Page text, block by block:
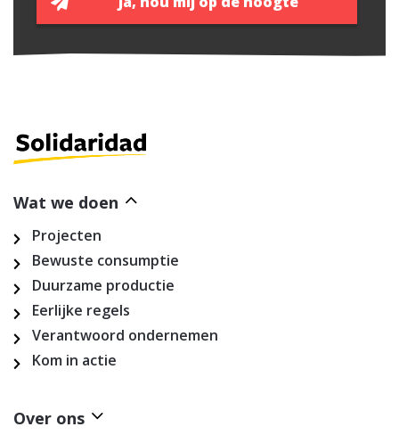
Wat we doen
Projecten
Bewuste consumptie
Duurzame productie
Eerlijke regels
Verantwoord ondernemen
Kom in actie
Over ons